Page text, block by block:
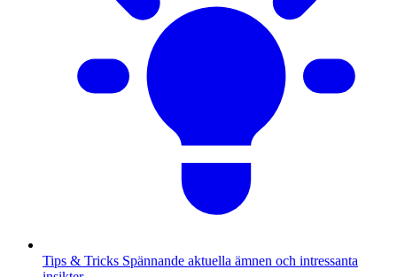
Tips & Tricks Spännande aktuella ämnen och intressanta